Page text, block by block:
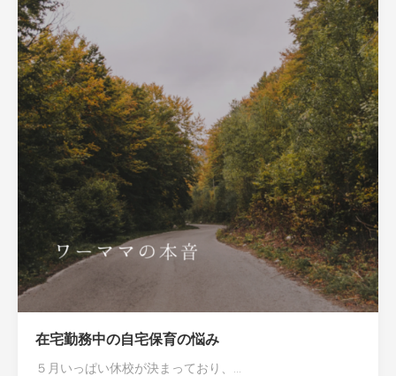
在宅勤務中の自宅保育の悩み
５月いっぱい休校が決まっており、...